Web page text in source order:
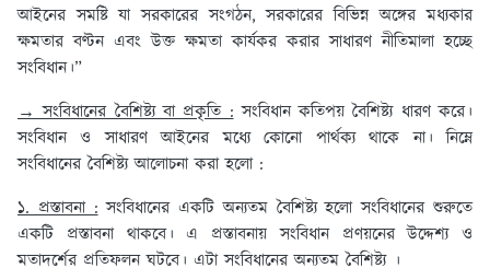
আইনের সমষ্টি যা সরকারের সংগঠন, সরকারের বিভিন্ন অঙ্গের মধ্যকার
ক্ষমতার বণ্টন এবং উক্ত ক্ষমতা কার্যকর করার সাধারণ নীতিমালা হচ্ছে
সংবিধান।”
→ সংবিধানের বৈশিষ্ট্য বা প্রকৃতি :সংবিধান কতিপয় বৈশিষ্ট্য ধারণ করে।
সংবিধান ও সাধারণ আইনের মধ্যে কোনো পার্থক্য থাকে না। নিম্নে
সংবিধানের বৈশিষ্ট্য আলোচনা করা হলো :
১. প্রস্তাবনা :সংবিধানের একটি অন্যতম বৈশিষ্ট্য হলো সংবিধানের শুরুতে
একটি প্রস্তাবনা থাকবে। এ প্রস্তাবনায় সংবিধান প্রণয়নের উদ্দেশ্য ও
মতাদর্শের প্রতিফলন ঘটবে। এটা সংবিধানের অন্যতম বৈশিষ্ট্য ।